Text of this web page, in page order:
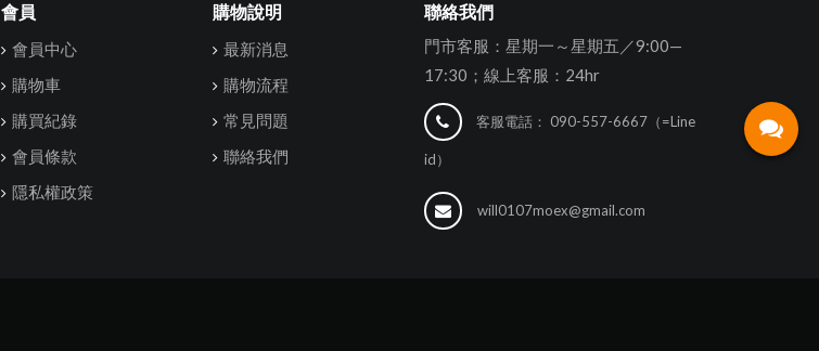
會員
會員中心
購物車
購買紀錄
會員條款
隱私權政策
購物說明
最新消息
購物流程
常見問題
聯絡我們
聯絡我們
門市客服：星期一～星期五／9:00—
17:30；線上客服：24hr
客服電話： 090-557-6667（=Line
id）
will0107moex@gmail.com